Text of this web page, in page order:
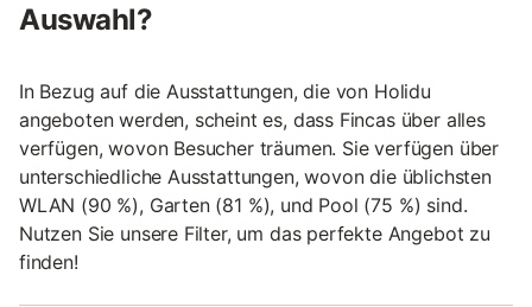
Auswahl?
In Bezug auf die Ausstattungen, die von Holidu
angeboten werden, scheint es, dass Fincas über alles
verfügen, wovon Besucher träumen. Sie verfügen über
unterschiedliche Ausstattungen, wovon die üblichsten
WLAN (90 %), Garten (81 %), und Pool (75 %) sind.
Nutzen Sie unsere Filter, um das perfekte Angebot zu
finden!